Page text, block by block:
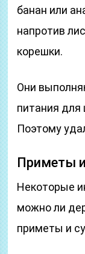
банан или
напротив
корешки.
Они
питания для
Поэтому
Приметы
Некоторые
можно ли
приметы и